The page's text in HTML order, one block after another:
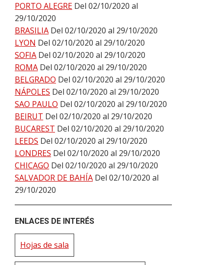
PORTO ALEGRE Del 02/10/2020 al
29/10/2020
BRASILIA Del 02/10/2020 al 29/10/2020
LYON Del 02/10/2020 al 29/10/2020
SOFIA Del 02/10/2020 al 29/10/2020
ROMA Del 02/10/2020 al 29/10/2020
BELGRADO Del 02/10/2020 al 29/10/2020
NÁPOLES Del 02/10/2020 al 29/10/2020
SAO PAULO Del 02/10/2020 al 29/10/2020
BEIRUT Del 02/10/2020 al 29/10/2020
BUCAREST Del 02/10/2020 al 29/10/2020
LEEDS Del 02/10/2020 al 29/10/2020
LONDRES Del 02/10/2020 al 29/10/2020
CHICAGO Del 02/10/2020 al 29/10/2020
SALVADOR DE BAHÍA Del 02/10/2020 al
29/10/2020
ENLACES DE INTERÉS
Hojas de sala